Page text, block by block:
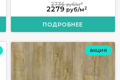
2279 руб/м 2
2736руб/м2
ПОДРОБНЕЕ
акция